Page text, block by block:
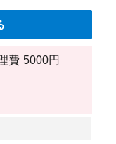
費 5000円